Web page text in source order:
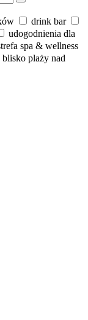
drink bar
udogodnienia dla
spa & wellness
blisko plaży nad